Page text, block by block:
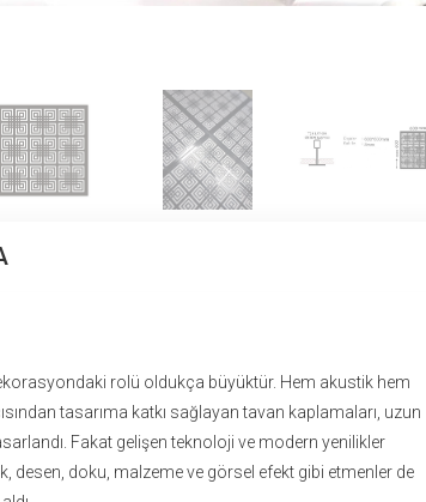
rolü oldukça büyüktür. Hem akustik hem
tasarıma katkı sağlayan tavan kaplamaları, uzun
Fakat gelişen teknoloji ve modern yenilikler
desen, doku, malzeme ve görsel efekt gibi etmenler de